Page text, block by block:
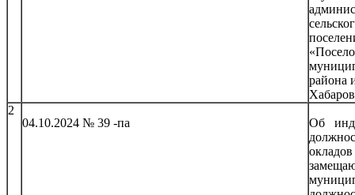
района
2
04.10.2024 № 39 -па
Об